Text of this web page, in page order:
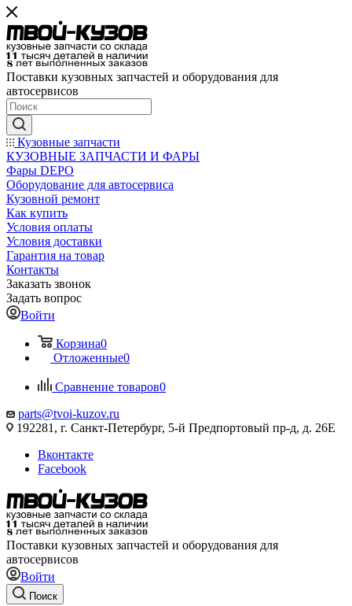
Поставки кузовных запчастей и оборудования для
автосервисов
Кузовные запчасти
КУЗОВНЫЕ ЗАПЧАСТИ И ФАРЫ
Фары DEPO
Оборудование для автосервиса
Кузовной ремонт
Как купить
Условия оплаты
Условия доставки
Гарантия на товар
Контакты
Заказать звонок
Задать вопрос
Войти
Корзина0
Отложенные0
Сравнение товаров0
parts@tvoi-kuzov.ru
192281, г. Санкт-Петербург, 5-й Предпортовый пр-д, д. 26Е
Вконтакте
Facebook
Поставки кузовных запчастей и оборудования для
автосервисов
Войти
Поиск